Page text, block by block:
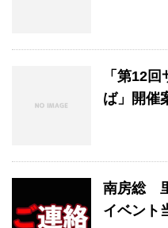
「第12
ば」開催
南房総
イベント